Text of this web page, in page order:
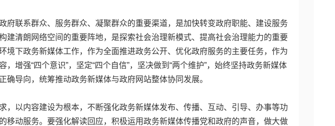
府联系群众、服务群众、凝聚群众的重要渠道，是加快转变政府职能、建设服务
建清朗网络空间的重要阵地，是探索社会治理新模式、提高社会治理能力的重要
境下政务新媒体工作，作为全面推进政务公开、优化政府服务的主要任务，作为
增强“四个意识”，坚定“四个自信”，坚决做到“两个维护”，始终坚持政务新媒体
确导向，统筹推动政务新媒体与政府网站整体协同发展。
，以内容建设为根本，不断强化政务新媒体发布、传播、互动、引导、办事等功
移动服务。要强化解读回应，积极运用政务新媒体传播党和政府的声音，做大做